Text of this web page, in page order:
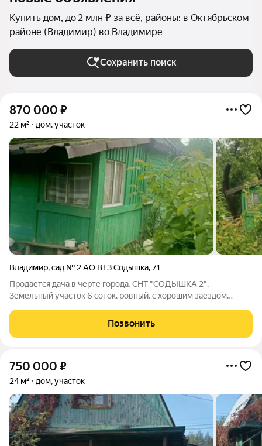
Купить дом, до 2 млн ₽ за всё, районы: в Октябрьском
районе (Владимир) во Владимире
Сохранить поиск
870 000 ₽
22 м² дом, участок
Владимир,сад № 2 АО ВТЗ Содышка,71
Продается дача в черте города, СНТ "СОДЫШКА 2".
Земельный участок 6 соток, ровный, с хорошим заездом
(яблони, жимолость, малина, вишня.) СНТ входит в состав
г.Владимир, электричество круглый
Позвонить
750 000 ₽
24 м² дом, участок